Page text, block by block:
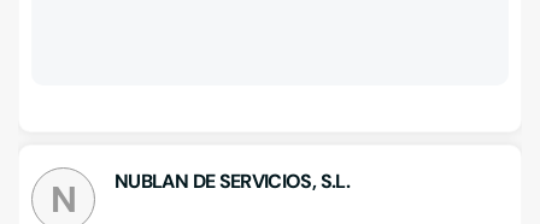
N NUBLAN DE SERVICIOS, S.L.